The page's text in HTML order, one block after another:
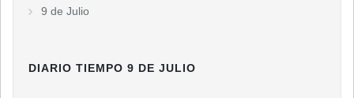
9 de Julio
DIARIO TIEMPO 9 DE JULIO